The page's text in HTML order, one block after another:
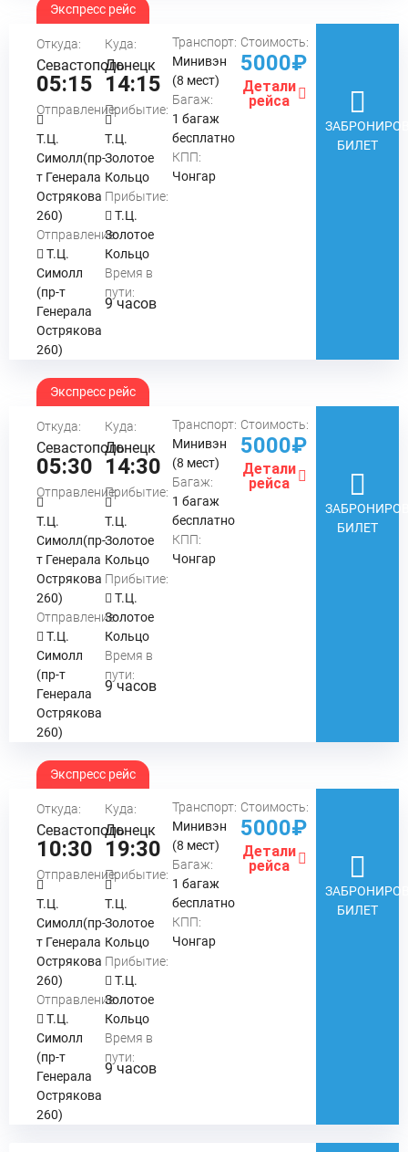
Экспресс рейс
Откуда:
Севастополь
05:15
Отправление:
Т.Ц.
Симолл(пр-
т Генерала
Острякова
260)
Отправление:
Т.Ц.
Симолл
(пр-т
Генерала
Острякова
260)
Куда:
Донецк
14:15
Прибытие:
Т.Ц.
Золотое
Кольцо
Прибытие:
Т.Ц.
Золотое
Кольцо
Время в
пути:
9 часов
Транспорт:
Минивэн
(8 мест)
Багаж:
1 багаж
бесплатно
КПП:
Чонгар
Стоимость:
5000₽
Детали
рейса
БИЛЕТ
Экспресс рейс
Откуда:
Севастополь
05:30
Отправление:
Т.Ц.
Симолл(пр-
т Генерала
Острякова
260)
Отправление:
Т.Ц.
Симолл
(пр-т
Генерала
Острякова
260)
Куда:
Донецк
14:30
Прибытие:
Т.Ц.
Золотое
Кольцо
Прибытие:
Т.Ц.
Золотое
Кольцо
Время в
пути:
9 часов
Транспорт:
Минивэн
(8 мест)
Багаж:
1 багаж
бесплатно
КПП:
Чонгар
Стоимость:
5000₽
Детали
рейса
БИЛЕТ
Экспресс рейс
Откуда:
Севастополь
10:30
Отправление:
Т.Ц.
Симолл(пр-
т Генерала
Острякова
260)
Отправление:
Т.Ц.
Симолл
(пр-т
Генерала
Острякова
260)
Куда:
Донецк
19:30
Прибытие:
Т.Ц.
Золотое
Кольцо
Прибытие:
Т.Ц.
Золотое
Кольцо
Время в
пути:
9 часов
Транспорт:
Минивэн
(8 мест)
Багаж:
1 багаж
бесплатно
КПП:
Чонгар
Стоимость:
5000₽
Детали
рейса
БИЛЕТ